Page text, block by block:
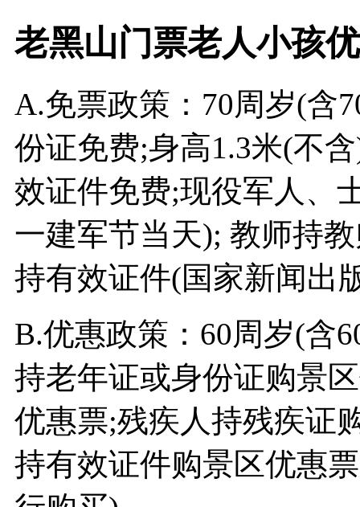
老黑山门票老人小孩
A.免票政策：70周岁(含
份证免费;身高1.3米(不
效证件免费;现役军人、
一建军节当天); 教师持
持有效证件(国家新闻出
B.优惠政策：60周岁(含
持老年证或身份证购景
优惠票;残疾人持残疾证
持有效证件购景区优惠